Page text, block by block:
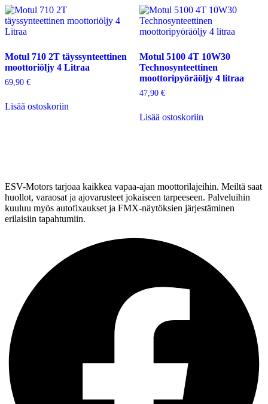
Motul 710 2T täyssynteettinen
moottoriöljy 4 Litraa
69,90 €
Lisää ostoskoriin
Motul 5100 4T 10W30
Technosynteettinen
moottoripyöräöljy 4 litraa
47,90 €
Lisää ostoskoriin
ESV-Motors tarjoaa kaikkea vapaa-ajan moottorilajeihin. Meiltä saat
huollot, varaosat ja ajovarusteet jokaiseen tarpeeseen. Palveluihin
kuuluu myös autofixaukset ja FMX-näytöksien järjestäminen
erilaisiin tapahtumiin.